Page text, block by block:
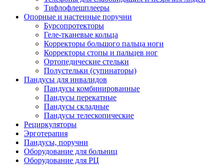
Тифлофлешплееры
Опорные и настенные поручни
Бурсопротекторы
Геле-тканевые кольца
Корректоры большого пальца ноги
Корректоры стопы и пальцев ног
Ортопедические стельки
Полустельки (супинаторы)
Пандусы для инвалидов
Пандусы комбинированные
Пандусы перекатные
Пандусы складные
Пандусы телескопические
Рециркуляторы
Эрготерапия
Пандусы, поручни
Оборудование для больниц
Оборудование для РЦ